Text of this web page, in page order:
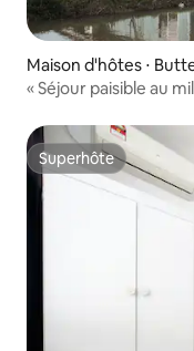
Maison d'hôtes ⋅
« Séjour paisible au
Superhôte
Superhôte